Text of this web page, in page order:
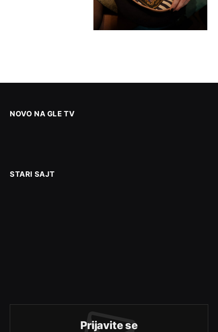
NOVO NA GLE TV
STARI SAJT
Prijavite se